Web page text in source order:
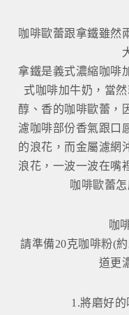
咖啡歐蕾跟拿鐵雖然
拿鐵是義式濃縮咖啡
式咖啡加牛奶，當
醇、香的咖啡歐蕾，
濾咖啡部份香氣跟口
的浪花，而金屬濾網
浪花，一波一波在嘴
咖啡歐蕾
咖
請準備20克咖啡粉(
道更
1.將磨好